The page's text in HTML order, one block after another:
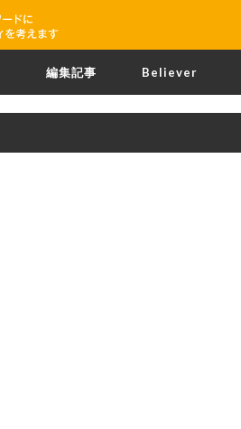
編集記事 Believer